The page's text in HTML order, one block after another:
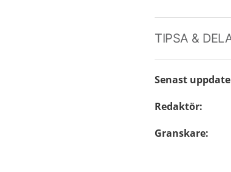
TIPSA &
Senast
Redaktör:
Granskare: